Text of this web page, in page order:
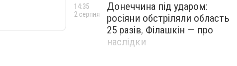
Донеччина під ударом:
росіяни обстріляли область
25 разів, Філашкін — про
наслідки
14:35
2 серпня